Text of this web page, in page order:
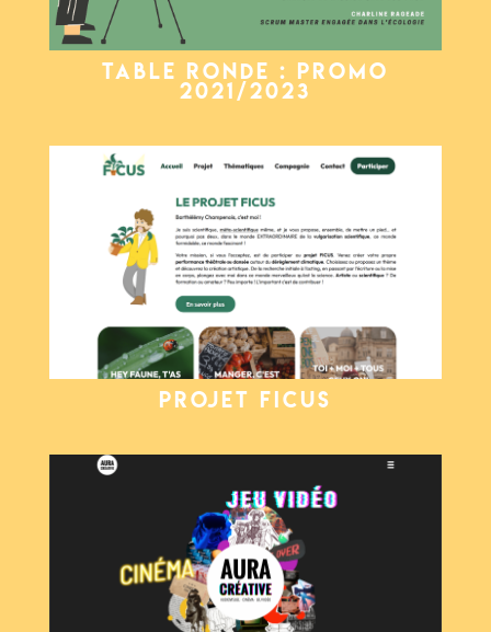
TABLE RONDE : PROMO
2021/2023
PROJET FICUS